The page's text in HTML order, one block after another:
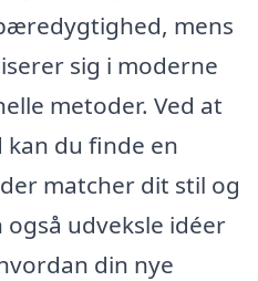
mens
sig i moderne
metoder. Ved at
du finde en
matcher dit stil og
udveksle idéer
din nye